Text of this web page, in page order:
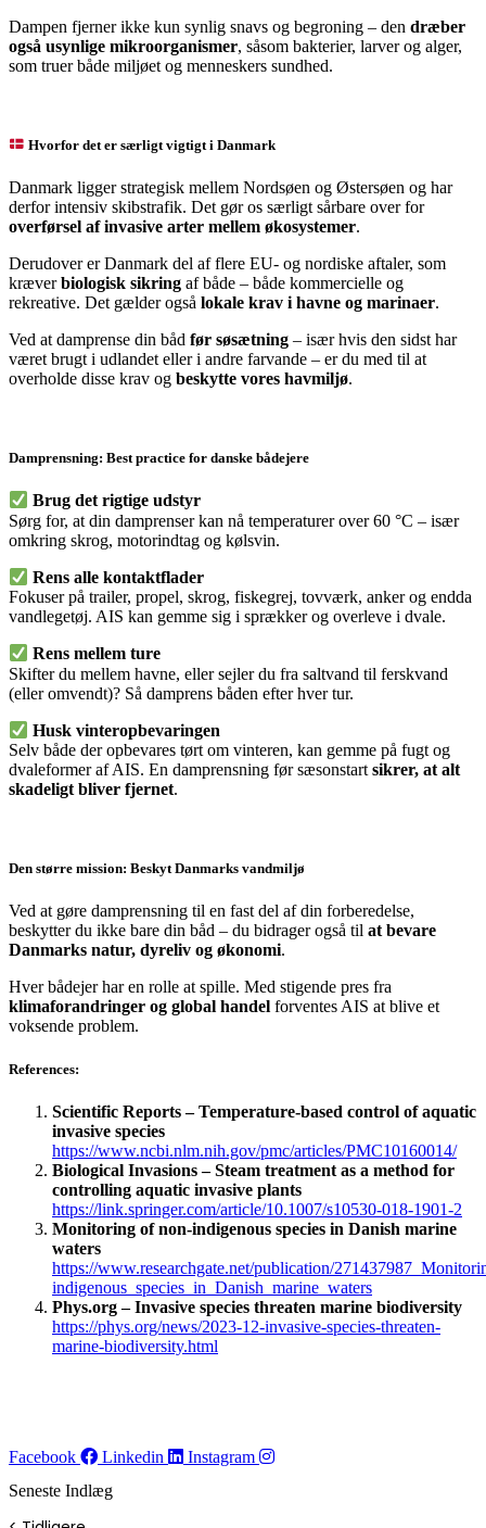
Dampen fjerner ikke kun synlig snavs og begroning – den dræber
også usynlige mikroorganismer, såsom bakterier, larver og alger,
som truer både miljøet og menneskers sundhed.
Hvorfor det er særligt vigtigt i Danmark
Danmark ligger strategisk mellem Nordsøen og Østersøen og har
derfor intensiv skibstrafik. Det gør os særligt sårbare over for
overførsel af invasive arter mellem økosystemer.
Derudover er Danmark del af flere EU- og nordiske aftaler, som
kræverbiologisk sikring af både – både kommercielle og
rekreative. Det gælder også lokale krav i havne og marinaer.
Ved at damprense din båd før søsætning – især hvis den sidst har
været brugt i udlandet eller i andre farvande – er du med til at
overholde disse krav og beskytte vores havmiljø.
Damprensning: Best practice for danske bådejere
Brug det rigtige udstyr
Sørg for, at din damprenser kan nå temperaturer over 60 °C – især
omkring skrog, motorindtag og kølsvin.
Rens alle kontaktflader
Fokuser på trailer, propel, skrog, fiskegrej, tovværk, anker og endda
vandlegetøj. AIS kan gemme sig i sprækker og overleve i dvale.
Rens mellem ture
Skifter du mellem havne, eller sejler du fra saltvand til ferskvand
(eller omvendt)? Så damprens båden efter hver tur.
Husk vinteropbevaringen
Selv både der opbevares tørt om vinteren, kan gemme på fugt og
dvaleformer af AIS. En damprensning før sæsonstart sikrer, at alt
skadeligt bliver fjernet.
Den større mission: Beskyt Danmarks vandmiljø
Ved at gøre damprensning til en fast del af din forberedelse,
beskytter du ikke bare din båd – du bidrager også til at bevare
Danmarks natur, dyreliv og økonomi.
Hver bådejer har en rolle at spille. Med stigende pres fra
klimaforandringer og global handel forventes AIS at blive et
voksende problem.
References:
Scientific Reports – Temperature-based control of aquatic
invasive species
https://www.ncbi.nlm.nih.gov/pmc/articles/PMC10160014/
Biological Invasions – Steam treatment as a method for
controlling aquatic invasive plants
https://link.springer.com/article/10.1007/s10530-018-1901-2
Monitoring of non-indigenous species in Danish marine
waters
https://www.researchgate.net/publication/
indigenous_species_in_Danish_marine_waters
Phys.org – Invasive species threaten marine biodiversity
https://phys.org/news/2023-12-invasive-species-threaten-
marine-biodiversity.html
Facebook Linkedin
Instagram
Seneste Indlæg